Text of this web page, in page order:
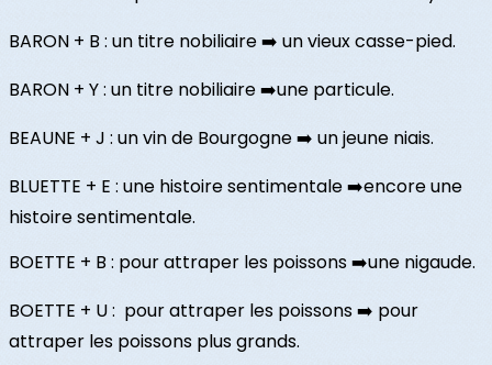
BARON + B : un titre nobiliaire ➡️ un vieux casse-pied.
BARON + Y : un titre nobiliaire ➡️une particule.
BEAUNE + J : un vin de Bourgogne ➡️ un jeune niais.
BLUETTE + E : une histoire sentimentale ➡️encore une
histoire sentimentale.
BOETTE + B : pour attraper les poissons ➡️une nigaude.
BOETTE + U : pour attraper les poissons ➡️ pour
attraper les poissons plus grands.